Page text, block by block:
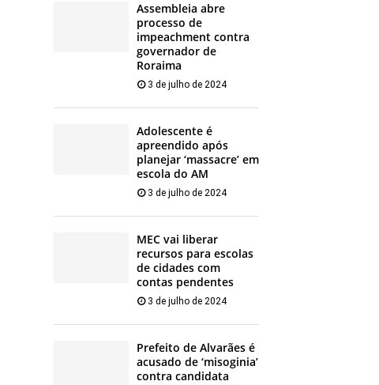
Assembleia abre
processo de
impeachment contra
governador de
Roraima
3 de julho de 2024
Adolescente é
apreendido após
planejar ‘massacre’ em
escola do AM
3 de julho de 2024
MEC vai liberar
recursos para escolas
de cidades com
contas pendentes
3 de julho de 2024
Prefeito de Alvarães é
acusado de ‘misoginia’
contra candidata